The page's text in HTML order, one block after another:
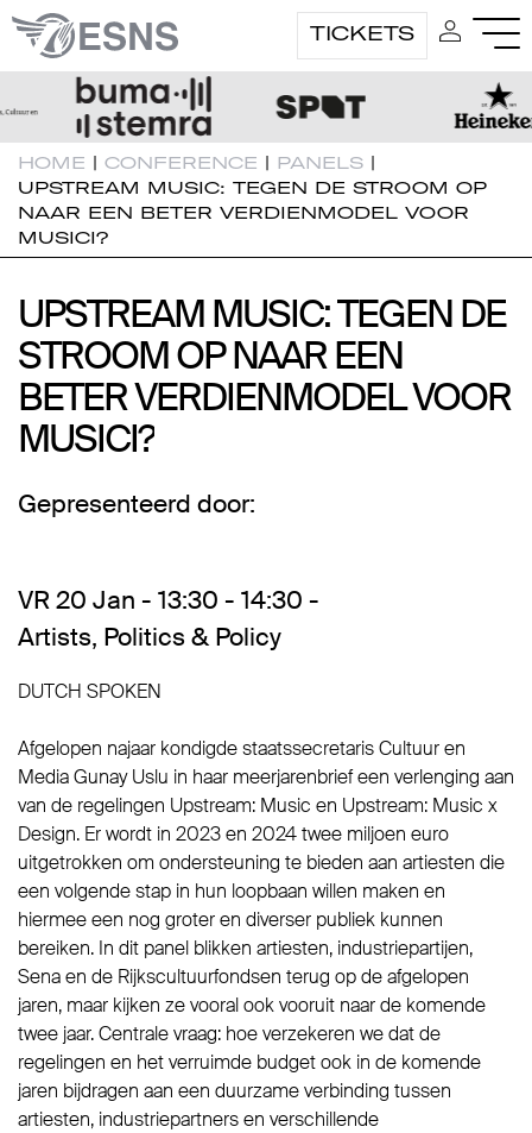
TICKETS
HOME | CONFERENCE | PANELS |
UPSTREAM MUSIC: TEGEN DE STROOM OP
NAAR EEN BETER VERDIENMODEL VOOR
MUSICI?
UPSTREAM MUSIC: TEGEN DE
UPSTREAM MUSIC: TEGEN DE
STROOM OP NAAR EEN
STROOM OP NAAR EEN
BETER VERDIENMODEL VOOR
BETER VERDIENMODEL VOOR
MUSICI?
MUSICI?
Gepresenteerd door:
VR 20 Jan - 13:30 - 14:30 -
Artists, Politics & Policy
DUTCH SPOKEN
Afgelopen najaar kondigde staatssecretaris Cultuur en
Media Gunay Uslu in haar meerjarenbrief een verlenging aan
van de regelingen Upstream: Music en Upstream: Music x
Design. Er wordt in 2023 en 2024 twee miljoen euro
uitgetrokken om ondersteuning te bieden aan artiesten die
een volgende stap in hun loopbaan willen maken en
hiermee een nog groter en diverser publiek kunnen
bereiken. In dit panel blikken artiesten, industriepartijen,
Sena en de Rijkscultuurfondsen terug op de afgelopen
jaren, maar kijken ze vooral ook vooruit naar de komende
twee jaar. Centrale vraag: hoe verzekeren we dat de
regelingen en het verruimde budget ook in de komende
jaren bijdragen aan een duurzame verbinding tussen
artiesten, industriepartners en verschillende